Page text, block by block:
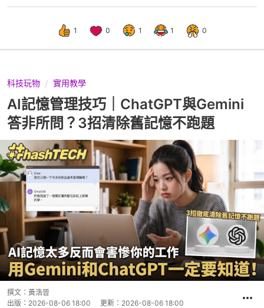
1 0 1 1 0
科技玩物 實用教學
AI記憶管理技巧｜ChatGPT與Gemini
答非所問？3招清除舊記憶不跑題
撰文： 黃浩晉
出版： 2026-08-06 18:00 更新： 2026-08-06 18:00